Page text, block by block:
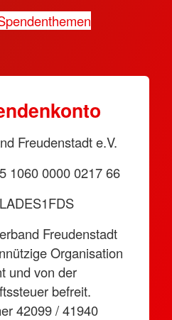
Freudenstadt e.V.
1060 0000 0217 66
Freudenstadt
Organisation
und von der
befreit.
42099 / 41940